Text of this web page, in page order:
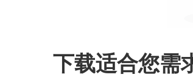
下载适合您需